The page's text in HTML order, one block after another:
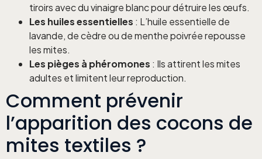
tiroirs avec du vinaigre blanc pour détruire les œufs.
Les huiles essentielles : L’huile essentielle de
lavande, de cèdre ou de menthe poivrée repousse
les mites.
Les pièges à phéromones : Ils attirent les mites
adultes et limitent leur reproduction.
Comment prévenir
l’apparition des cocons de
mites textiles ?